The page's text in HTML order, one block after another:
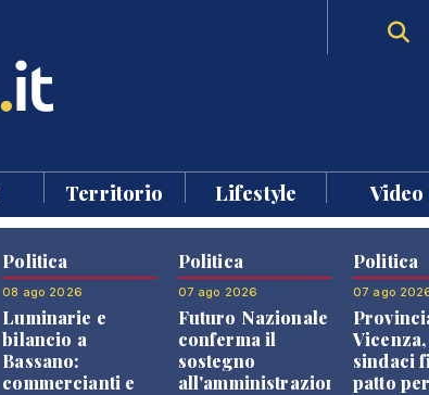
Territorio Lifestyle Video
Politica
08 ago 2026
Luminarie e
bilancio a
Bassano:
commercianti e
Politica
07 ago 2026
Futuro Nazionale
conferma il
sostegno
all'amministrazione
Politica
07 ago
sindaci
patto